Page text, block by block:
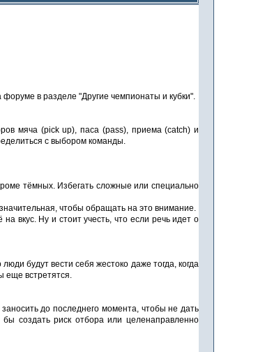
в разделе "Другие чемпионаты и кубки".
мяча (pick up), паса (pass), приема (catch) и
с выбором команды.
тёмных. Избегать сложные или специально
чтобы обращать на это внимание.
вкус. Ну и стоит учесть, что если речь идет о
будут вести себя жестоко даже тогда, когда
еще встретятся.
до последнего момента, чтобы не дать
создать риск отбора или целенаправленно